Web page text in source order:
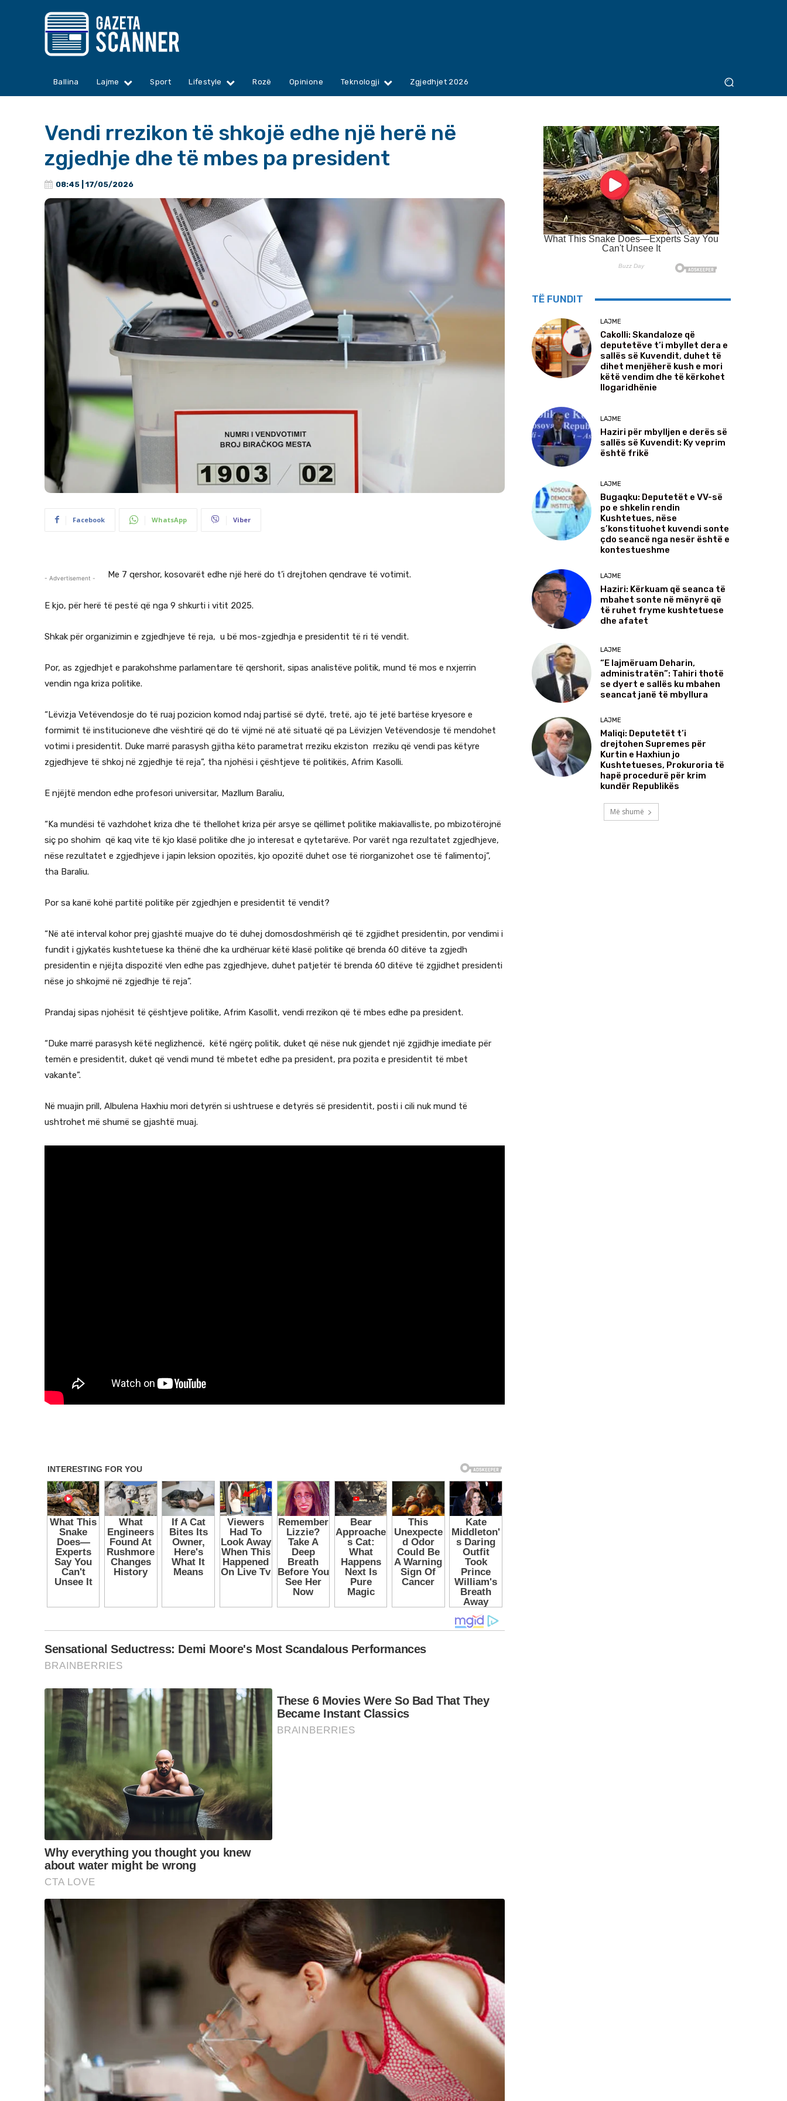
Ballina Lajme Sport Lifestyle Rozë Opinione Teknologji Zgjedhjet 2026
Vendi rrezikon të shkojë edhe një herë në
zgjedhje dhe të mbes pa president
08:45 | 17/05/2026
Facebook WhatsApp Viber
- Advertisement - Me 7 qershor, kosovarët edhe një herë do t’i drejtohen qendrave të votimit.
E kjo, për herë të pestë që nga 9 shkurti i vitit 2025.
Shkak për organizimin e zgjedhjeve të reja, u bë mos-zgjedhja e presidentit të ri të vendit.
Por, as zgjedhjet e parakohshme parlamentare të qershorit, sipas analistëve politik, mund të mos e nxjerrin
vendin nga kriza politike.
“Lëvizja Vetëvendosje do të ruaj pozicion komod ndaj partisë së dytë, tretë, ajo të jetë bartëse kryesore e
formimit të institucioneve dhe vështirë që do të vijmë në atë situatë që pa Lëvizjen Vetëvendosje të mendohet
votimi i presidentit. Duke marrë parasysh gjitha këto parametrat rreziku ekziston rreziku që vendi pas këtyre
zgjedhjeve të shkoj në zgjedhje të reja”, tha njohësi i çështjeve të politikës, Afrim Kasolli.
E njëjtë mendon edhe profesori universitar, Mazllum Baraliu,
“Ka mundësi të vazhdohet kriza dhe të thellohet kriza për arsye se qëllimet politike makiavalliste, po mbizotërojnë
siç po shohim që kaq vite të kjo klasë politike dhe jo interesat e qytetarëve. Por varët nga rezultatet zgjedhjeve,
nëse rezultatet e zgjedhjeve i japin leksion opozitës, kjo opozitë duhet ose të riorganizohet ose të falimentoj”,
tha Baraliu.
Por sa kanë kohë partitë politike për zgjedhjen e presidentit të vendit?
“Në atë interval kohor prej gjashtë muajve do të duhej domosdoshmërish që të zgjidhet presidentin, por vendimi i
fundit i gjykatës kushtetuese ka thënë dhe ka urdhëruar këtë klasë politike që brenda 60 ditëve ta zgjedh
presidentin e njëjta dispozitë vlen edhe pas zgjedhjeve, duhet patjetër të brenda 60 ditëve të zgjidhet presidenti
nëse jo shkojmë në zgjedhje të reja”.
Prandaj sipas njohësit të çështjeve politike, Afrim Kasollit, vendi rrezikon që të mbes edhe pa president.
“Duke marrë parasysh këtë neglizhencë, këtë ngërç politik, duket që nëse nuk gjendet një zgjidhje imediate për
temën e presidentit, duket që vendi mund të mbetet edhe pa president, pra pozita e presidentit të mbet
vakante”.
Në muajin prill, Albulena Haxhiu mori detyrën si ushtruese e detyrës së presidentit, posti i cili nuk mund të
ushtrohet më shumë se gjashtë muaj.
TË FUNDIT
LAJME
Cakolli: Skandaloze që
deputetëve t’i mbyllet dera e
sallës së Kuvendit, duhet të
dihet menjëherë kush e mori
këtë vendim dhe të kërkohet
llogaridhënie
LAJME
Haziri për mbylljen e derës së
sallës së Kuvendit: Ky veprim
është frikë
LAJME
Bugaqku: Deputetët e VV-së
po e shkelin rendin
Kushtetues, nëse
s’konstituohet kuvendi sonte
çdo seancë nga nesër është e
kontestueshme
LAJME
Haziri: Kërkuam që seanca të
mbahet sonte në mënyrë që
të ruhet fryme kushtetuese
dhe afatet
LAJME
“E lajmëruam Deharin,
administratën”: Tahiri thotë
se dyert e sallës ku mbahen
seancat janë të mbyllura
LAJME
Maliqi: Deputetët t’i
drejtohen Supremes për
Kurtin e Haxhiun jo
Kushtetueses, Prokuroria të
hapë procedurë për krim
kundër Republikës
Më shumë